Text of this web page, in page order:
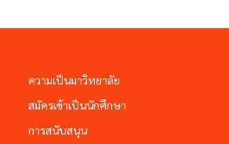
ความเป็นมาวิทยาลัย
สมัครเข้าเป็นนักศึกษา
การสนับสนุน